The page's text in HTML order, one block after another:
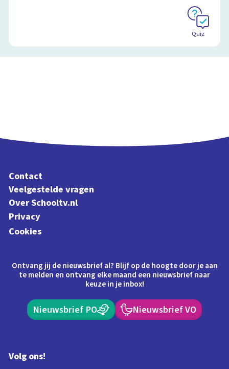
Quiz
Contact
Veelgestelde vragen
Over Schooltv.nl
Privacy
Cookies
Ontvang jij de nieuwsbrief al? Blijf op de hoogte door je aan
te melden en ontvang elke maand een nieuwsbrief naar
keuze in je inbox!
Nieuwsbrief PO Nieuwsbrief VO
Volg ons!